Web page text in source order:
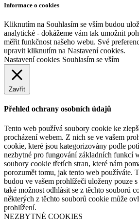
Informace o cookies
Kliknutím na Souhlasím se vším budou
analytické - dokážeme vám tak umožnit
měřit funkčnost našeho webu. Své
upravit kliknutím na Nastavení cookies.
Nastavení cookies Souhlasím se vším
Zavřít
Přehled ochrany osobních údajů
Tento web používá soubory cookie ke
procházení webem. Z nich se ve vašem
cookie, které jsou kategorizovány podle
nezbytné pro fungování základních funkcí
soubory cookie třetích stran, které nám
porozumět tomu, jak tento web používáte.
budou ve vašem prohlížeči uloženy pouze
také možnost odhlásit se z těchto souborů
některých z těchto souborů cookie může
prohlížení.
NEZBYTNÉ COOKIES